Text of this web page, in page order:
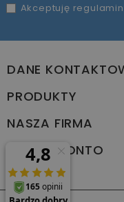
Akceptuję regulamin
DANE
PRODUKTY
NASZA FIRMA
TWOJE KONTO